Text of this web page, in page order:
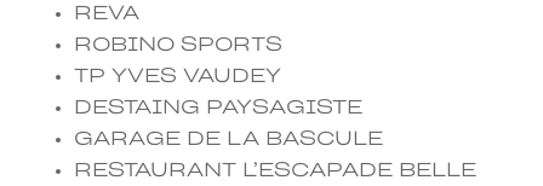
REVA
ROBINO SPORTS
TP YVES VAUDEY
DESTAING PAYSAGISTE
GARAGE DE LA BASCULE
RESTAURANT L’ESCAPADE BELLE